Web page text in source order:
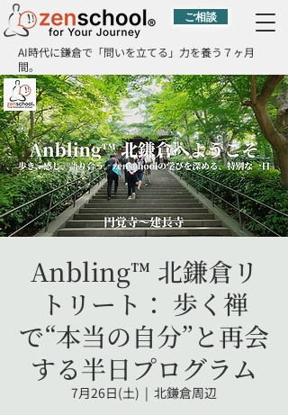
ご相談
AI時代に鎌倉で「問いを立てる」力を養う７ヶ月
間。
Anbling™ 北鎌倉リ
トリート： 歩く禅
で“本当の自分”と再会
する半日プログラム
7月26日(土)
  |
北鎌倉周辺